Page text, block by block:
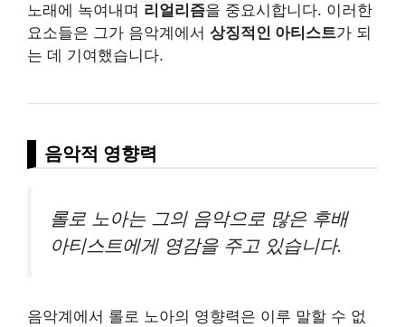
노래에 녹여내며 리얼리즘을 중요시합니다. 이러한
요소들은 그가 음악계에서 상징적인 아티스트가 되
는 데 기여했습니다.
음악적 영향력
롤로 노아는 그의 음악으로 많은 후배
아티스트에게 영감을 주고 있습니다.
음악계에서 롤로 노아의 영향력은 이루 말할 수 없